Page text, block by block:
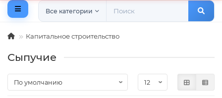
Все категории
Капитальное строительство
Сыпучие